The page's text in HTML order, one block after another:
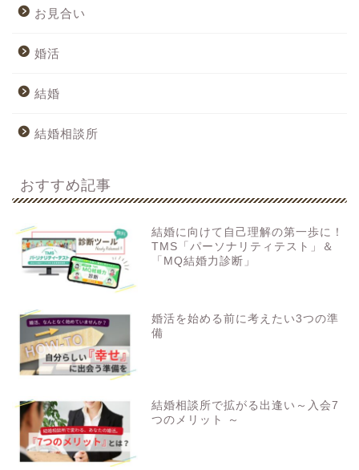
お見合い
婚活
結婚
結婚相談所
おすすめ記事
結婚に向けて自己理解の第一歩に！
TMS「パーソナリティテスト」＆
「MQ結婚力診断」
婚活を始める前に考えたい3つの準
備
結婚相談所で拡がる出逢い～入会7
つのメリット ～